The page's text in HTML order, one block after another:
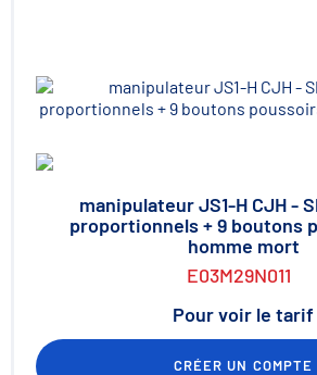
manipulateur JS1-H CJH -
proportionnels + 9 boutons
homme mort
E03M29N011
Pour voir le tarif
CRÉER UN COMPTE